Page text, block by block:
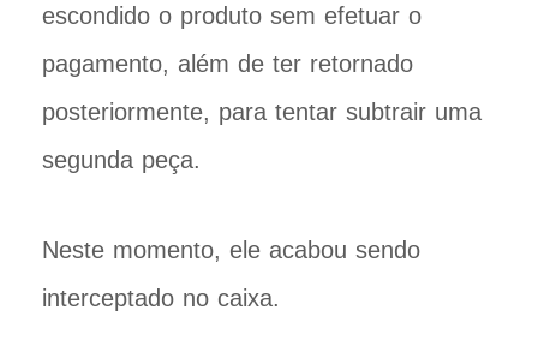
escondido o produto sem efetuar o
pagamento, além de ter retornado
posteriormente, para tentar subtrair uma
segunda peça.
Neste momento, ele acabou sendo
interceptado no caixa.